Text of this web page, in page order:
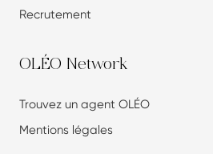
Recrutement
OLÉO Network
Trouvez un agent OLÉO
Mentions légales